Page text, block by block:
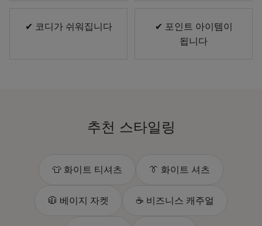
✔ 코디가 쉬워집니다
✔ 포인트 아이템이
됩니다
추천 스타일링
👕 화이트 티셔츠 👔 화이트 셔츠
🧥 베이지 자켓 ☕ 비즈니스 캐주얼